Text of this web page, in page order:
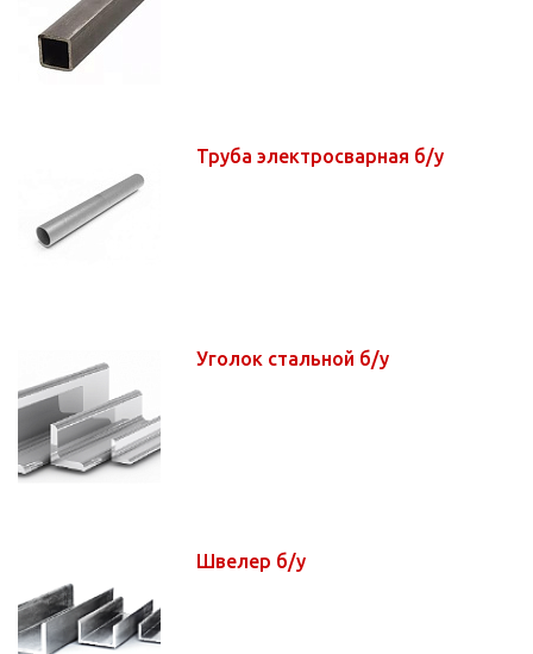
Труба электросварная б/у
Уголок стальной б/у
Швелер б/у